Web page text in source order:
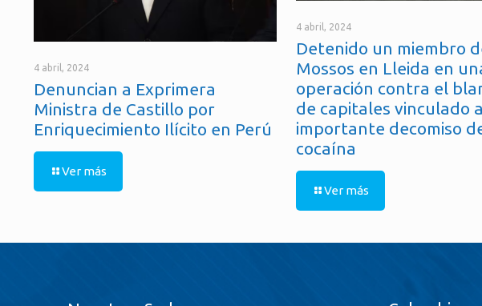
4 abril, 2024
Denuncian a Exprimera
Ministra de Castillo por
Enriquecimiento Ilícito en Perú
Ver más
4 abril, 2024
Detenido un miembro
Mossos en Lleida en
operación contra el
de capitales vinculado a
importante decomiso
cocaína
Ver más